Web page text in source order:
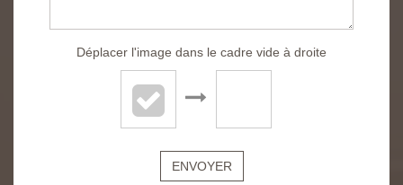
Déplacer l'image dans le cadre vide à droite
ENVOYER